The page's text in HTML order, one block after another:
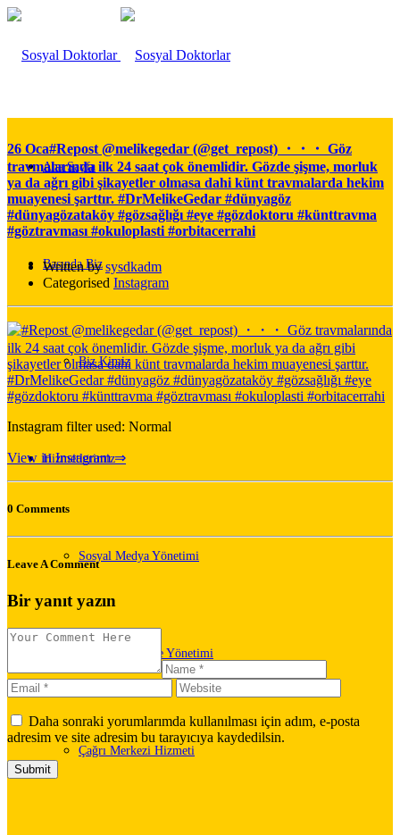
Ana Sayfa
Basında Biz
Biz Kimiz
Hizmetlerimiz
Sosyal Medya Yönetimi
Web Tasarımı ve Yönetimi
Çağrı Merkezi Hizmeti
26 Oca#Repost @melikegedar (@get_repost) ・・・ Göz
travmalarında ilk 24 saat çok önemlidir. Gözde şişme, morluk
ya da ağrı gibi şikayetler olmasa dahi künt travmalarda hekim
muayenesi şarttır. #DrMelikeGedar #dünyagöz
#dünyagözataköy #gözsağlığı #eye #gözdoktoru #künttravma
#göztravması #okuloplasti #orbitacerrahi
Written bysysdkadm
Categorised Instagram
Instagram filter used: Normal
View in Instagram ⇒
0 Comments
Leave A Comment
Bir yanıt yazın
Daha sonraki yorumlarımda kullanılması için adım, e-posta
adresim ve site adresim bu tarayıcıya kaydedilsin.